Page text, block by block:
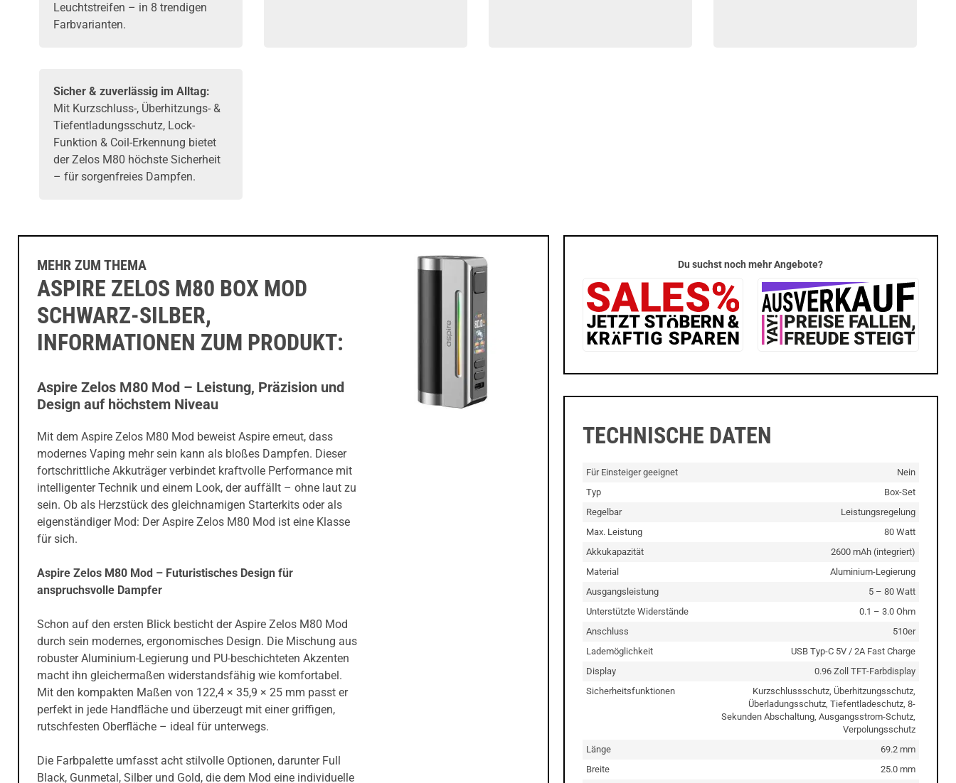
Leuchtstreifen – in 8 trendigen
Farbvarianten.
Sicher & zuverlässig im Alltag:
Mit Kurzschluss-, Überhitzungs- &
Tiefentladungsschutz, Lock-
Funktion & Coil-Erkennung bietet
der Zelos M80 höchste Sicherheit
– für sorgenfreies Dampfen.
MEHR ZUM THEMA
ASPIRE ZELOS M80 BOX MOD
SCHWARZ-SILBER,
INFORMATIONEN ZUM PRODUKT:
Aspire Zelos M80 Mod – Leistung, Präzision und
Design auf höchstem Niveau
Mit dem Aspire Zelos M80 Mod beweist Aspire erneut, dass
modernes Vaping mehr sein kann als bloßes Dampfen. Dieser
fortschrittliche Akkuträger verbindet kraftvolle Performance mit
intelligenter Technik und einem Look, der auffällt – ohne laut zu
sein. Ob als Herzstück des gleichnamigen Starterkits oder als
eigenständiger Mod: Der Aspire Zelos M80 Mod ist eine Klasse
für sich.
Aspire Zelos M80 Mod – Futuristisches Design für
anspruchsvolle Dampfer
Schon auf den ersten Blick besticht der Aspire Zelos M80 Mod
durch sein modernes, ergonomisches Design. Die Mischung aus
robuster Aluminium-Legierung und PU-beschichteten Akzenten
macht ihn gleichermaßen widerstandsfähig wie komfortabel.
Mit den kompakten Maßen von 122,4 × 35,9 × 25 mm passt er
perfekt in jede Handfläche und überzeugt mit einer griffigen,
rutschfesten Oberfläche – ideal für unterwegs.
Die Farbpalette umfasst acht stilvolle Optionen, darunter Full
Black, Gunmetal, Silber und Gold, die dem Mod eine individuelle
Du suchst noch mehr Angebote?
TECHNISCHE DATEN
Für Einsteiger geeignet
Nein
Typ
Box-Set
Regelbar
Leistungsregelung
Max. Leistung
80 Watt
Akkukapazität
2600 mAh (integriert)
Material
Aluminium-Legierung
Ausgangsleistung
5 – 80 Watt
Unterstützte Widerstände
0.1 – 3.0 Ohm
Anschluss
510er
Lademöglichkeit
USB Typ-C 5V / 2A Fast Charge
Display
0.96 Zoll TFT-Farbdisplay
Sicherheitsfunktionen
Kurzschlussschutz, Überhitzungsschutz,
Überladungsschutz, Tiefentladeschutz, 8-
Sekunden Abschaltung, Ausgangsstrom-Schutz,
Verpolungsschutz
Länge
69.2 mm
Breite
25.0 mm